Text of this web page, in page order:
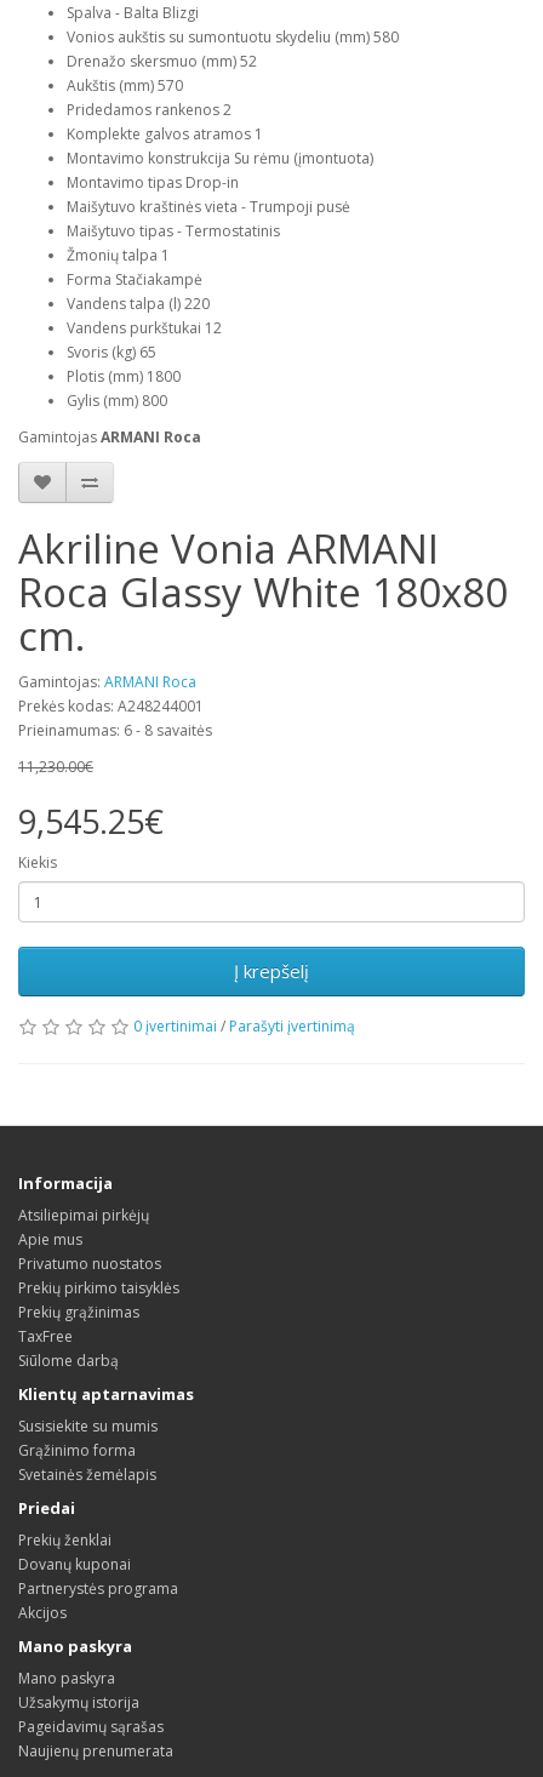
Spalva - Balta Blizgi
Vonios aukštis su sumontuotu skydeliu (mm) 580
Drenažo skersmuo (mm) 52
Aukštis (mm) 570
Pridedamos rankenos 2
Komplekte galvos atramos 1
Montavimo konstrukcija Su rėmu (įmontuota)
Montavimo tipas Drop-in
Maišytuvo kraštinės vieta - Trumpoji pusė
Maišytuvo tipas - Termostatinis
Žmonių talpa 1
Forma Stačiakampė
Vandens talpa (l) 220
Vandens purkštukai 12
Svoris (kg) 65
Plotis (mm) 1800
Gylis (mm) 800
GamintojasARMANI Roca
Akriline Vonia ARMANI
Roca Glassy White 180x80
cm.
Gamintojas: ARMANI Roca
Prekės kodas: A248244001
Prieinamumas: 6 - 8 savaitės
11,230.00€
9,545.25€
Kiekis
Į krepšelį
0 įvertinimai / Parašyti įvertinimą
Informacija
Atsiliepimai pirkėjų
Apie mus
Privatumo nuostatos
Prekių pirkimo taisyklės
Prekių grąžinimas
TaxFree
Siūlome darbą
Klientų aptarnavimas
Susisiekite su mumis
Grąžinimo forma
Svetainės žemėlapis
Priedai
Prekių ženklai
Dovanų kuponai
Partnerystės programa
Akcijos
Mano paskyra
Mano paskyra
Užsakymų istorija
Pageidavimų sąrašas
Naujienų prenumerata